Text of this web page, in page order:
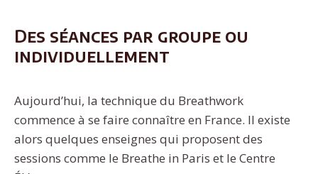
Des séances par groupe ou
individuellement
Aujourd’hui, la technique du Breathwork
commence à se faire connaître en France. Il existe
alors quelques enseignes qui proposent des
sessions comme le Breathe in Paris et le Centre